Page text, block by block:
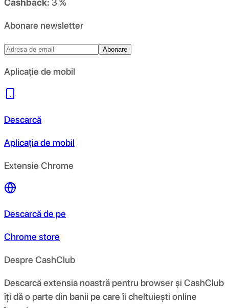
Cashback: 3 %
Abonare newsletter
Abonare
Aplicație de mobil
Descarcă
Aplicația de mobil
Extensie Chrome
Descarcă de pe
Chrome store
Despre CashClub
Descarcă extensia noastră pentru browser și CashClub
îți dă o parte din banii pe care îi cheltuiești online